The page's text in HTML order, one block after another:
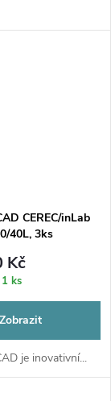
CEREC/inLab
40L, 3ks
Kč
1 ks
Zobrazit
je inovativní...